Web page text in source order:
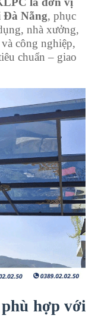
Đà Nẵng, phục
nhà xưởng,
công nghiệp,
chuẩn – giao
hợp với